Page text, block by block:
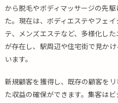
から脱毛やボディマッサージの先
た。現在は、ボディエステやフェ
テ、メンズエステなど、多様化し
が存在し、駅周辺や住宅街で見か
います。
新規顧客を獲得し、既存の顧客を
た収益の確保ができます。集客は